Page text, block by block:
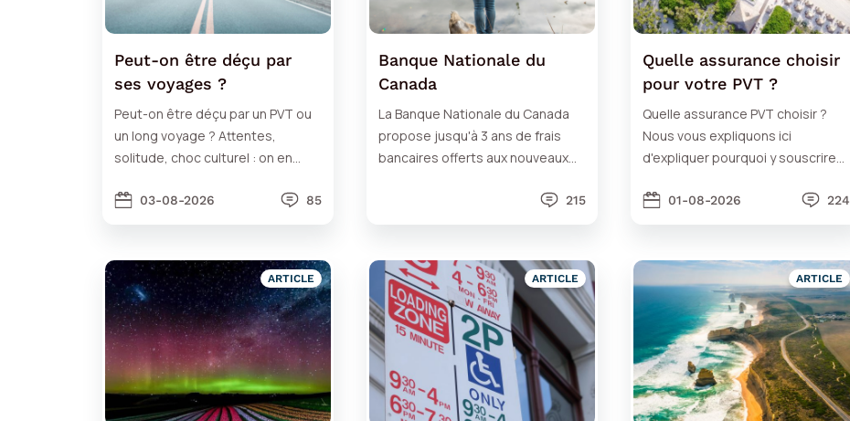
Peut-on être déçu par
ses voyages ?
Peut-on être déçu par un PVT ou
un long voyage ? Attentes,
solitude, choc culturel : on en
exemples concrets.
03-08-2026 85
Banque Nationale du
Canada
La Banque Nationale du Canada
propose jusqu'à 3 ans de frais
bancaires offerts aux nouveaux
215
Quelle assurance choisir
pour votre PVT ?
Quelle assurance PVT choisir ?
Nous vous expliquons ici
d'expliquer pourquoi y souscrire
recommandations.
01-08-2026 224
ARTICLE ARTICLE ARTICLE